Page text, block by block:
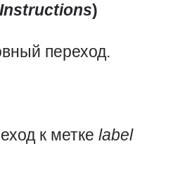
Instructions)
переход.
к метке label